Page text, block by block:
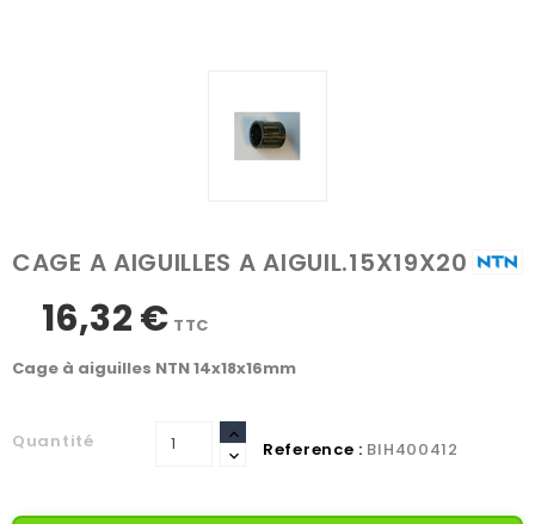
CAGE A AIGUILLES A AIGUIL.15X19X20
16,32 € TTC
Cage à aiguilles NTN 14x18x16mm
Quantité Reference : BIH400412